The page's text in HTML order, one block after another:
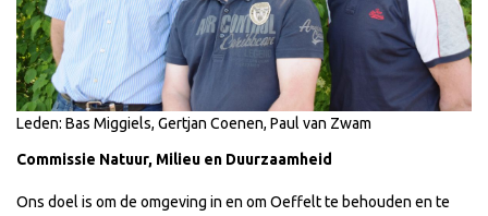
Leden: Bas Miggiels, Gertjan Coenen, Paul van Zwam
Commissie Natuur, Milieu en Duurzaamheid
Ons doel is om de omgeving in en om Oeffelt te behouden en te